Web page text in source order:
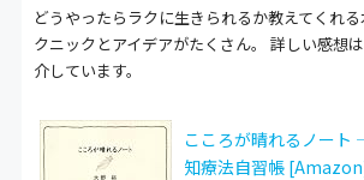
どうやったらラクに生きられるか教えてくれ
クニックとアイデアがたくさん。 詳しい感想は
介しています。
こころが晴れるノート
知療法自習帳